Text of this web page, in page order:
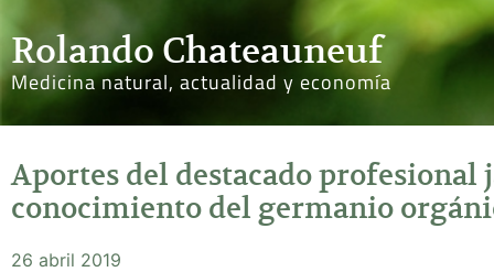
Rolando Chateauneuf
Medicina natural, actualidad y economía
Aportes del destacado profesional
conocimiento del germanio
26 abril 2019